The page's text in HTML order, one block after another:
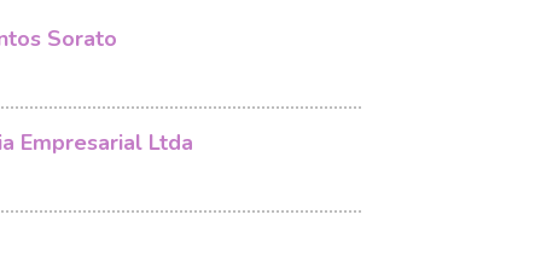
Sorato
Empresarial Ltda